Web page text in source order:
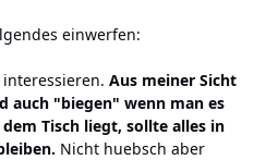
einwerfen:
Aus meiner Sicht
auch "biegen" wenn man es
Tisch liegt, sollte alles in
Nicht huebsch aber